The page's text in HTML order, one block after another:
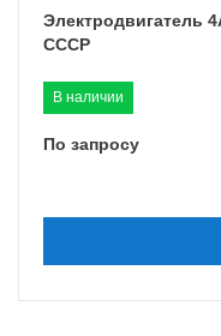
Электродвигатель
СССР
В наличии
По запросу